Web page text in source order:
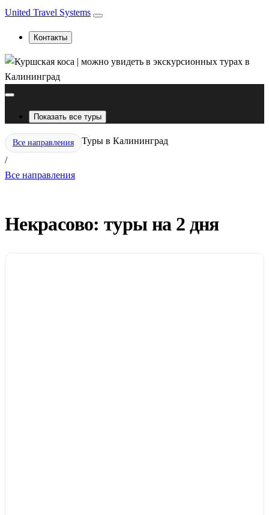
United Travel Systems
Контакты
Показать все туры
Все направления
/
Туры в Калининград
Все направления
Некрасово: туры на 2 дня